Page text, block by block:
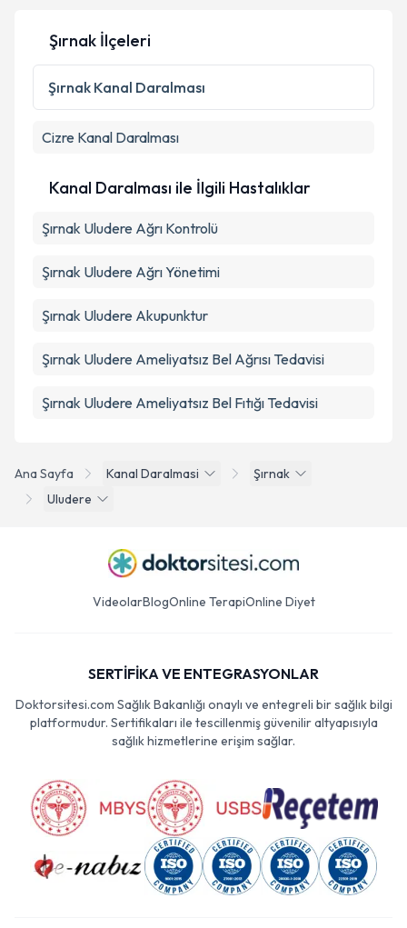
Kişisel verilerimin işlenmesine ilişkin
Metni'ni okudum ve kişisel verilerimin belirtilen
Ana Sayfa Kanal Daralmasi
Şırnak
Uludere
Şırnak İlçeleri
Şırnak Kanal Daralması
Cizre Kanal Daralması
Kanal Daralması ile İlgili Hastalıklar
Şırnak Uludere Ağrı Kontrolü
Şırnak Uludere Ağrı Yönetimi
Şırnak Uludere Akupunktur
Şırnak Uludere Ameliyatsız Bel Ağrısı Tedavisi
Şırnak Uludere Ameliyatsız Bel Fıtığı Tedavisi
VideolarBlogOnline TerapiOnline Diyet
SERTİFİKA VE ENTEGRASYONLAR
Doktorsitesi.com Sağlık Bakanlığı onaylı ve entegreli bir sağlık bilgi
platformudur. Sertifikaları ile tescillenmiş güvenilir altyapısıyla
sağlık hizmetlerine erişim sağlar.